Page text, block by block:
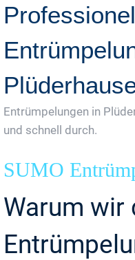
Entrümpelungen in
und schnell durch.
SUMO
Warum wir